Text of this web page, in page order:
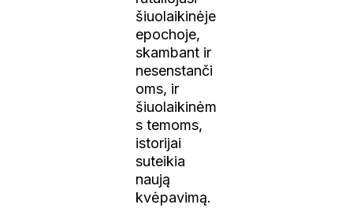
šiuolaikinėje
epochoje,
skambant ir
nesenstanči
oms, ir
šiuolaikinėm
s temoms,
istorijai
suteikia
naują
kvėpavimą.